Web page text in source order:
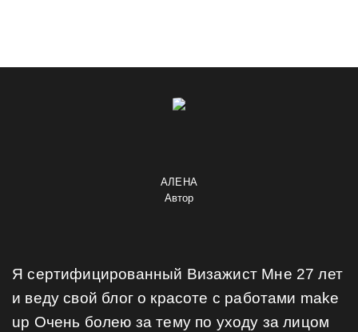
Я сертифицированный Визажист Мне 27 лет
и веду свой блог о красоте с работами make
up Очень болею за тему по уходу за лицом
АЛЕНА
Автор